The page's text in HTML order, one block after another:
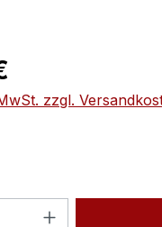
zzgl.
Anzahl: Gib